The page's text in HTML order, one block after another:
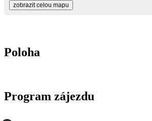
zobrazit celou mapu
Poloha
Program zájezdu